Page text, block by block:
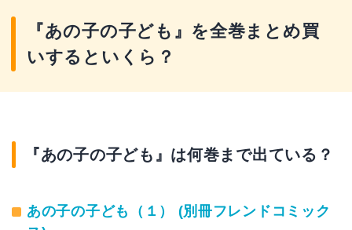
『あの子の子ども』を全巻まとめ買
いするといくら？
『あの子の子ども』は何巻まで出ている？
あの子の子ども（１） (別冊フレンドコミック